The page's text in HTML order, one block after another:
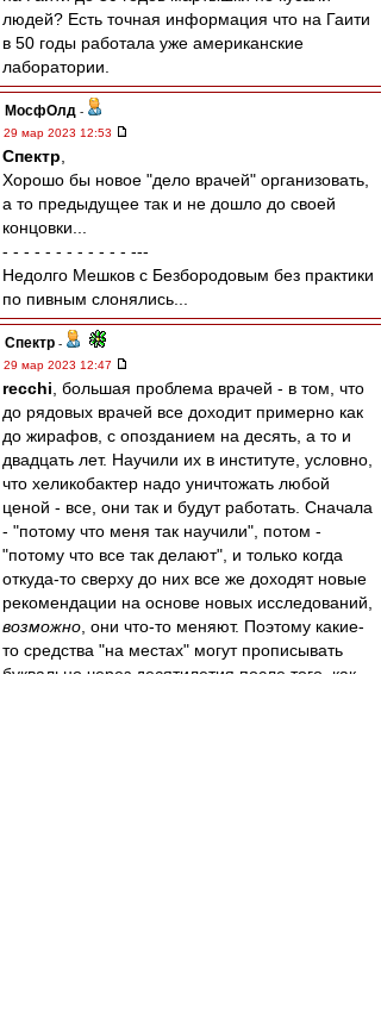
людей? Есть точная информация что на Гаити
в 50 годы работала уже американские
лаборатории.
МосфОлд -
29 мар 2023 12:53
Спектр
Хорошо бы новое "дело врачей" организовать,
а то предыдущее так и не дошло до своей
концовки...
- - - - - - - - - - - - ---
Недолго Мешков с Безбородовым без практики
по пивным слонялись...
Спектр -
29 мар 2023 12:47
recchi , большая проблема врачей - в том, что
до рядовых врачей все доходит примерно как
до жирафов, с опозданием на десять, а то и
двадцать лет. Научили их в институте, условно,
что хеликобактер надо уничтожать любой
ценой - все, они так и будут работать. Сначала
- "потому что меня так научили", потом -
"потому что все так делают", и только когда
откуда-то сверху до них все же доходят новые
рекомендации на основе новых исследований,
возможно , они что-то меняют. Поэтому какие-
то средства "на местах" могут прописывать
буквально через десятилетия после того, как